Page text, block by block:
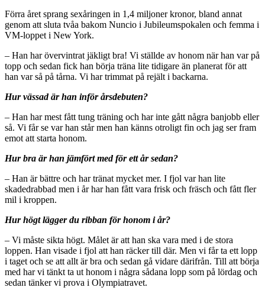
Förra året sprang sexåringen in 1,4 miljoner kronor, bland annat
genom att sluta tvåa bakom Nuncio i Jubileumspokalen och femma i
VM-loppet i New York.
– Han har övervintrat jäkligt bra! Vi ställde av honom när han var på
topp och sedan fick han börja träna lite tidigare än planerat för att
han var så på tårna. Vi har trimmat på rejält i backarna.
Hur vässad är han inför årsdebuten?
– Han har mest fått tung träning och har inte gått några banjobb eller
så. Vi får se var han står men han känns otroligt fin och jag ser fram
emot att starta honom.
Hur bra är han jämfört med för ett år sedan?
– Han är bättre och har tränat mycket mer. I fjol var han lite
skadedrabbad men i år har han fått vara frisk och fräsch och fått fler
mil i kroppen.
Hur högt lägger du ribban för honom i år?
– Vi måste sikta högt. Målet är att han ska vara med i de stora
loppen. Han visade i fjol att han räcker till där. Men vi får ta ett lopp
i taget och se att allt är bra och sedan gå vidare därifrån. Till att börja
med har vi tänkt ta ut honom i några sådana lopp som på lördag och
sedan tänker vi prova i Olympiatravet.